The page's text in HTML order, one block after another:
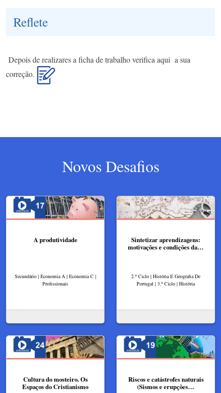
Reflete
Depois de realizares a ficha de trabalho verifica aqui a sua
correção.
Novos Desafios
A produtividade
Secundário | Economia A | Economia C |
Profissionais
Sintetizar aprendizagens:
motivações e condições da…
2.º Ciclo | História E Geografia De
Portugal | 3.º Ciclo | História
Cultura do mosteiro. Os
Espaços do Cristianismo
Riscos e catástrofes naturais
(Sismos e erupções…